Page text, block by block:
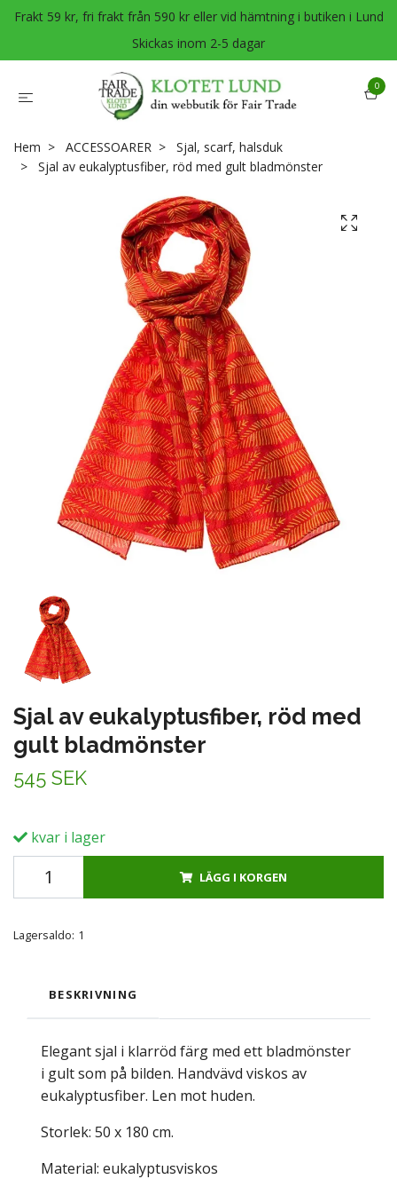
Frakt 59 kr, fri frakt från 590 kr eller vid hämtning i butiken i Lund
Skickas inom 2-5 dagar
0
Hem ACCESSOARER
Sjal, scarf, halsduk
Sjal av eukalyptusfiber, röd med gult bladmönster
Sjal av eukalyptusfiber, röd med
gult bladmönster
545 SEK
kvar i lager
LÄGG I KORGEN
Lagersaldo: 1
BESKRIVNING
Elegant sjal i klarröd färg med ett bladmönster
i gult som på bilden. Handvävd viskos av
eukalyptusfiber. Len mot huden.
Storlek: 50 x 180 cm.
Material: eukalyptusviskos